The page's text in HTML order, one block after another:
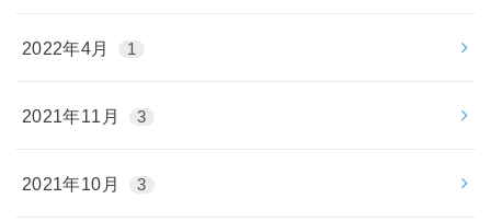
2022年4月 1
2021年11月 3
2021年10月 3